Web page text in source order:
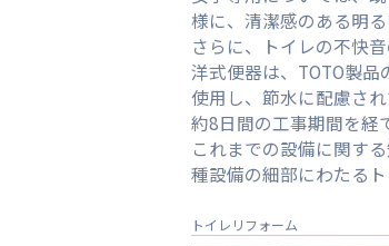
様に、清潔感のある明
さらに、トイレの不快
洋式便器は、TOTO製
使用し、節水に配慮され
約8日間の工事期間を経
これまでの設備に関す
種設備の細部にわたる
トイレリフォーム